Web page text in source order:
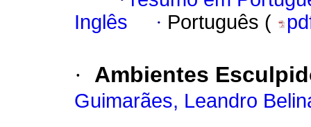
Inglês
· Português (
· Ambientes
Guimarães, Leandro